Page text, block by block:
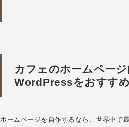
カフェのホームページ
WordPressをおすす
ホームページを自作するなら、世界中で